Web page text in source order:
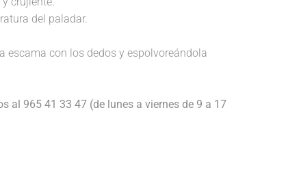
del paladar.
escama con los dedos y espolvoreándola
al 965 41 33 47 (de lunes a viernes de 9 a 17